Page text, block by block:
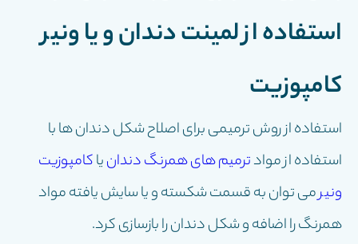
استفاده از لمینت دندان و یا ونیر
کامپوزیت
استفاده از روش ترمیمی برای اصلاح شکل دندان ها با
استفاده از موادترمیم های همرنگ دندانیاکامپوزیت
ونیرمی توان به قسمت شکسته و یا سایش یافته مواد
همرنگ را اضافه و شکل دندان را بازسازی کرد.